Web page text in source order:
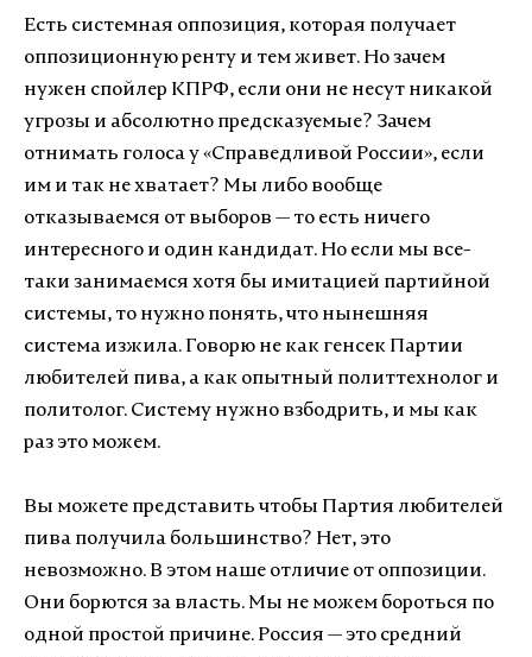
Есть системная оппозиция, которая получает
оппозиционную ренту и тем живет. Но зачем
нужен спойлер КПРФ, если они не несут никакой
угрозы и абсолютно предсказуемые? Зачем
отнимать голоса у «Справедливой России», если
им и так не хватает? Мы либо вообще
отказываемся от выборов — то есть ничего
интересного и один кандидат. Но если мы все-
таки занимаемся хотя бы имитацией партийной
системы, то нужно понять, что нынешняя
система изжила. Говорю не как генсек Партии
любителей пива, а как опытный политтехнолог и
политолог. Систему нужно взбодрить, и мы как
раз это можем.
Вы можете представить чтобы Партия любителей
пива получила большинство? Нет, это
невозможно. В этом наше отличие от оппозиции.
Они борются за власть. Мы не можем бороться по
одной простой причине. Россия — это средний